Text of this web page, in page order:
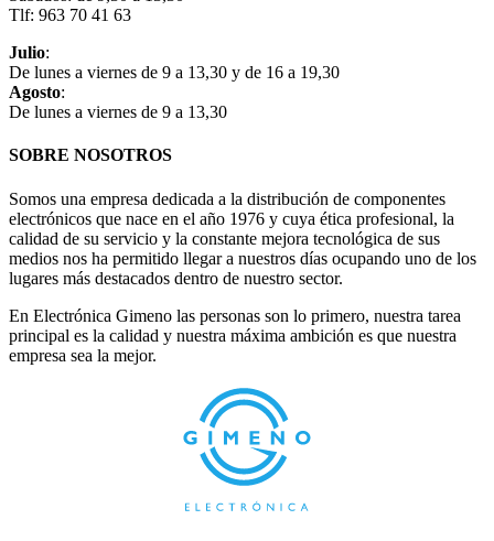
Tlf: 963 70 41 63
Julio:
De lunes a viernes de 9 a 13,30 y de 16 a 19,30
Agosto:
De lunes a viernes de 9 a 13,30
SOBRE NOSOTROS
Somos una empresa dedicada a la distribución de componentes
electrónicos que nace en el año 1976 y cuya ética profesional, la
calidad de su servicio y la constante mejora tecnológica de sus
medios nos ha permitido llegar a nuestros días ocupando uno de los
lugares más destacados dentro de nuestro sector.
En Electrónica Gimeno las personas son lo primero, nuestra tarea
principal es la calidad y nuestra máxima ambición es que nuestra
empresa sea la mejor.